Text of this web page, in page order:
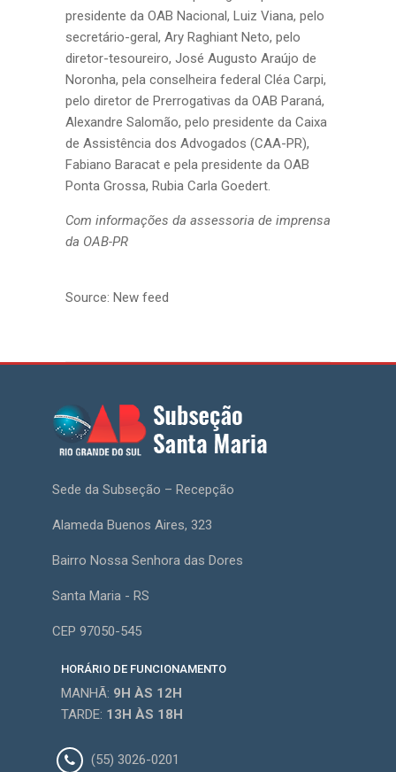
presidente da OAB Nacional, Luiz Viana, pelo
secretário-geral, Ary Raghiant Neto, pelo
diretor-tesoureiro, José Augusto Araújo de
Noronha, pela conselheira federal Cléa Carpi,
pelo diretor de Prerrogativas da OAB Paraná,
Alexandre Salomão, pelo presidente da Caixa
de Assistência dos Advogados (CAA-PR),
Fabiano Baracat e pela presidente da OAB
Ponta Grossa, Rubia Carla Goedert.
Com informações da assessoria de imprensa
da OAB-PR
Source: New feed
Sede da Subseção – Recepção
Alameda Buenos Aires, 323
Bairro Nossa Senhora das Dores
Santa Maria - RS
CEP 97050-545
HORÁRIO DE FUNCIONAMENTO
MANHÃ: 9H ÀS 12H
TARDE: 13H ÀS 18H
(55) 3026-0201